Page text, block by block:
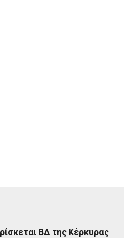
ΒΔ της Κέρκυρας